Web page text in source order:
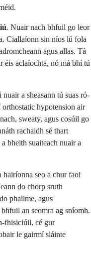
. Nuair nach bhfuil go leor
Ciallaíonn sin níos lú fola
agus allas. Tá
éis aclaíochta, nó má bhí tú
nuair a sheasann tú suas ró-
hypotension air
sweaty, agus cosúil go
rachaidh sé thart
bheith suaiteach nuair a
hairíonna seo a chur faoi
do chorp sruth
phailme, agus
an seomra ag sníomh.
fhisiciúil, cé gur
le gairmí sláinte